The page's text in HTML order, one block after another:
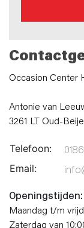
Occasion Center
Antonie van
3261 LT Oud-
Telefoon:
Email:
Openingstijden:
Maandag t/m
Zaterdag van